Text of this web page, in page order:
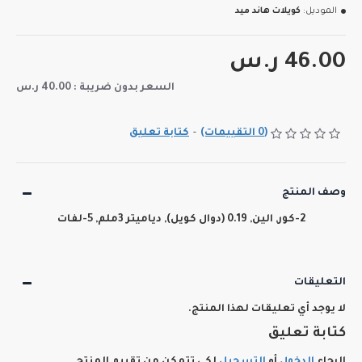
(0 التقييمات) - كتابة تعليق
46.00 ر.س
السعر بدون ضريبة : 40.00 ر.س
الموديل: كويلات هاند ميد
وصف المنتج
2-كور, الين, 0.19 (دوال كويل), دياميتر 3ملم, 5-لفات
التعليقات
لا يوجد أي تعليقات لهذا المنتج.
كتابة تعليق